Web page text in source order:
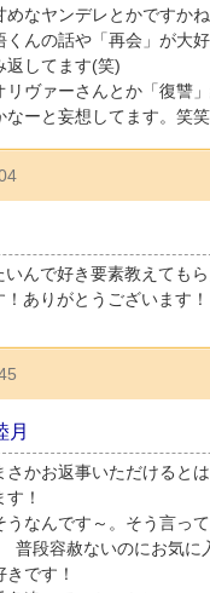
めなヤンデレとかですか
くんの話や「再会」が大
返してます(笑)
リヴァーさんとか「復讐
なーと妄想してます。笑笑
いんで好き要素教えても
ありがとうございます！
月
さかお返事いただけると
す！
うなんです～。そう言っ
普段容赦ないのにお気に
きです！